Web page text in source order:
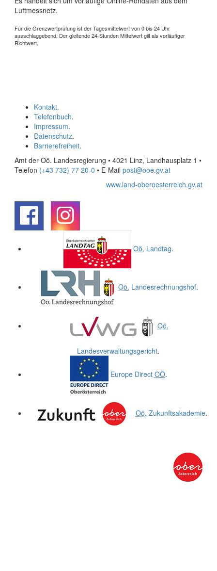
Luftmessnetz.
Für die Grenzwertprüfung ist der Tagesmittelwert von 0 bis 24 Uhr
ausschlaggebend. Der gleitende 24-Stunden Mittelwert gilt als vorläufiger
Richtwert.
Kontakt.
Telefonbuch.
Impressum.
Datenschutz.
Barrierefreiheit.
Amt der Oö. Landesregierung • 4021 Linz, Landhausplatz 1 •
Telefon (+43 732) 77 20-0 • E-Mail post@ooe.gv.at
www.land-oberoesterreich.gv.at
Oö. Landtag.
Oö. Landesrechnungshof.
Oö.
Landesverwaltungsgericht.
Europe Direct OÖ.
Oö. Zukunftsakademie.